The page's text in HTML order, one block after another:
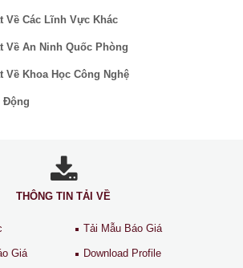
Về Các Lĩnh Vực Khác
Về An Ninh Quốc Phòng
Về Khoa Học Công Nghệ
Động
THÔNG TIN TẢI VỀ
Tải Mẫu Báo Giá
Giá Download Profile